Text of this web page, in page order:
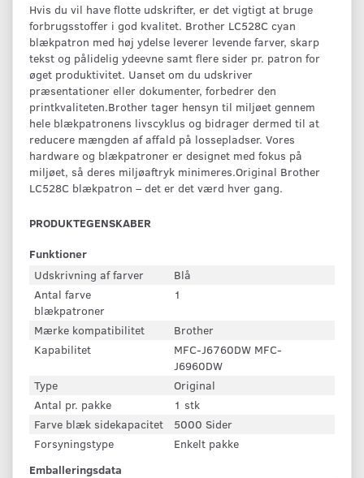
Hvis du vil have flotte udskrifter, er det vigtigt at bruge
forbrugsstoffer i god kvalitet. Brother LC528C cyan
blækpatron med høj ydelse leverer levende farver, skarp
tekst og pålidelig ydeevne samt flere sider pr. patron for
øget produktivitet. Uanset om du udskriver
præsentationer eller dokumenter, forbedrer den
printkvaliteten.Brother tager hensyn til miljøet gennem
hele blækpatronens livscyklus og bidrager dermed til at
reducere mængden af affald på lossepladser. Vores
hardware og blækpatroner er designet med fokus på
miljøet, så deres miljøaftryk minimeres.Original Brother
LC528C blækpatron – det er det værd hver gang.
PRODUKTEGENSKABER
Funktioner
Udskrivning af farver
Blå
Antal farve
blækpatroner
1
Mærke kompatibilitet
Brother
Kapabilitet
MFC-J6760DW MFC-
J6960DW
Type
Original
Antal pr. pakke
1 stk
Farve blæk sidekapacitet
5000 Sider
Forsyningstype
Enkelt pakke
Emballeringsdata